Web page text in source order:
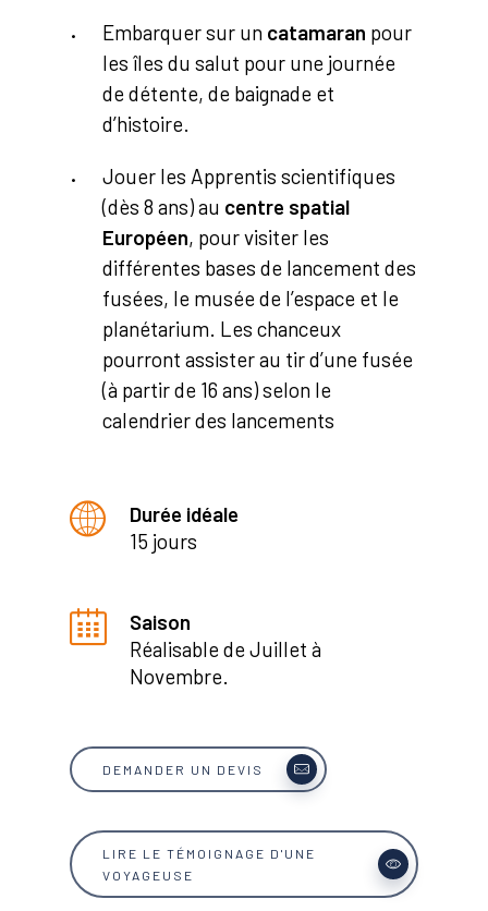
Embarquer sur un catamaran pour
les îles du salut pour une journée
de détente, de baignade et
d’histoire.
Jouer les Apprentis scientifiques
(dès 8 ans) au centre spatial
Européen, pour visiter les
différentes bases de lancement des
fusées, le musée de l’espace et le
planétarium. Les chanceux
pourront assister au tir d’une fusée
(à partir de 16 ans) selon le
calendrier des lancements
Durée idéale
15 jours
Saison
Réalisable de Juillet à
Novembre.
DEMANDER UN DEVIS
LIRE LE TÉMOIGNAGE D'UNE
VOYAGEUSE